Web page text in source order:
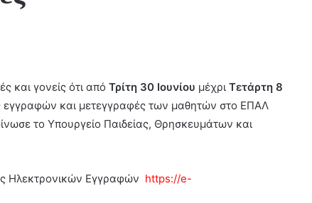
και γονείς ότι από Τρίτη 30 Ιουνίου μέχρι Τετάρτη 8
εγγραφών και μετεγγραφές των μαθητών στο ΕΠΑΛ
το Υπουργείο Παιδείας, Θρησκευμάτων και
Ηλεκτρονικών Εγγραφών https://e-